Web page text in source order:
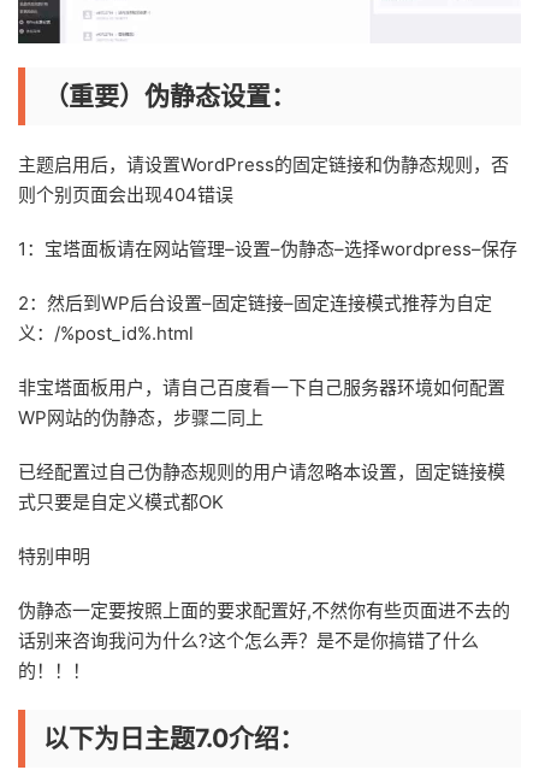
（重要）伪静态设置：
主题启用后，请设置WordPress的固定链接和伪静态规则，否
则个别页面会出现404错误
1：宝塔面板请在网站管理–设置–伪静态–选择wordpress–保存
2：然后到WP后台设置–固定链接–固定连接模式推荐为自定
义：/%post_id%.html
非宝塔面板用户，请自己百度看一下自己服务器环境如何配置
WP网站的伪静态，步骤二同上
已经配置过自己伪静态规则的用户请忽略本设置，固定链接模
式只要是自定义模式都OK
特别申明
伪静态一定要按照上面的要求配置好,不然你有些页面进不去的
话别来咨询我问为什么?这个怎么弄？是不是你搞错了什么
的！！！
以下为日主题7.0介绍：